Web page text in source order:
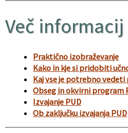
Več informacij
Praktično izobraževanje
Kako in kje si pridobiti
Kaj vse je potrebno
Obseg in okvirni program
Izvajanje PUD
Ob zaključku izvajanja PUD